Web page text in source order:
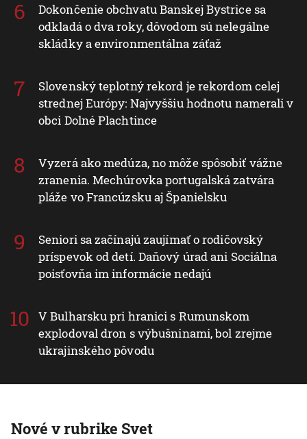
Dokončenie obchvatu Banskej Bystrice sa
odkladá o dva roky, dôvodom sú nelegálne
skládky a environmentálna záťaž
Slovenský teplotný rekord je rekordom celej
strednej Európy: Najvyššiu hodnotu namerali v
obci Dolné Plachtince
Vyzerá ako medúza, no môže spôsobiť vážne
zranenia. Mechúrovka portugalská zatvára
pláže vo Francúzsku aj Španielsku
Seniori sa začínajú zaujímať o rodičovský
príspevok od detí. Daňový úrad ani Sociálna
poisťovňa im informácie nedajú
V Bulharsku pri hranici s Rumunskom
explodoval dron s výbušninami, bol zrejme
ukrajinského pôvodu
Nové v rubrike Svet